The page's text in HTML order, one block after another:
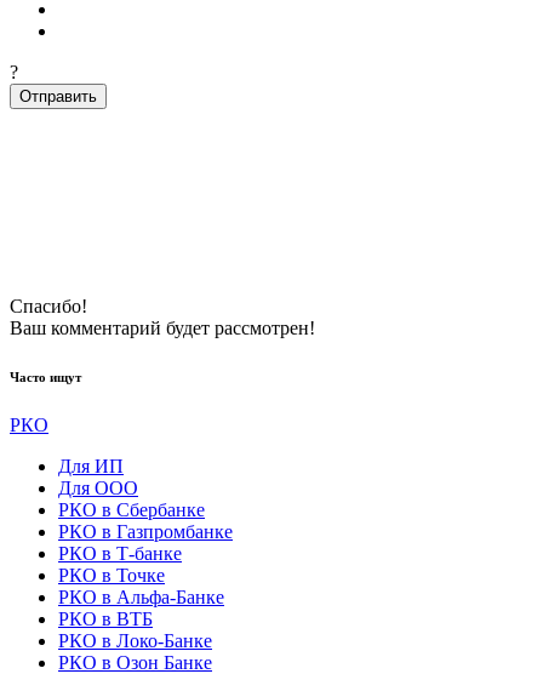
?
Отправить
Спасибо!
Ваш комментарий будeт рассмотрен!
Часто ищут
РКО
Для ИП
Для ООО
РКО в Сбербанке
РКО в Газпромбанке
РКО в Т-банке
РКО в Точке
РКО в Альфа-Банке
РКО в ВТБ
РКО в Локо-Банке
РКО в Озон Банке